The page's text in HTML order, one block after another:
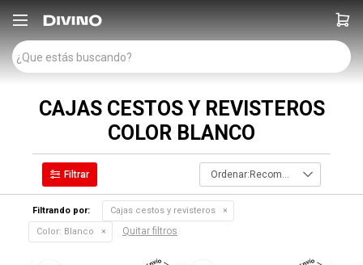

CAJAS CESTOS Y REVISTEROS
COLOR BLANCO
Recomendados
Filtrando por:
Cajas cestos y revisteros
Color: Blanco Quitar filtros